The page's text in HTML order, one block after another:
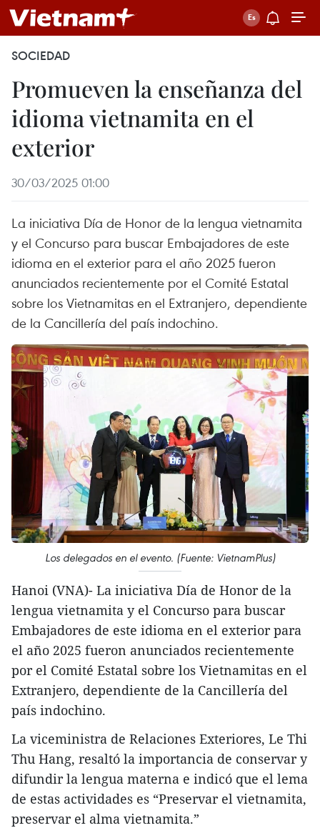
SOCIEDAD
Promueven la enseñanza del
idioma vietnamita en el
exterior
30/03/2025 01:00
La iniciativa Día de Honor de la lengua vietnamita
y el Concurso para buscar Embajadores de este
idioma en el exterior para el año 2025 fueron
anunciados recientemente por el Comité Estatal
sobre los Vietnamitas en el Extranjero, dependiente
de la Cancillería del país indochino.
Los delegados en el evento. (Fuente: VietnamPlus)
Hanoi (VNA)- La iniciativa Día de Honor de la
lengua vietnamita y el Concurso para buscar
Embajadores de este idioma en el exterior para
el año 2025 fueron anunciados recientemente
por el Comité Estatal sobre los Vietnamitas en el
Extranjero, dependiente de la Cancillería del
país indochino.
La viceministra de Relaciones Exteriores, Le Thi
Thu Hang, resaltó la importancia de conservar y
difundir la lengua materna e indicó que el lema
de estas actividades es “Preservar el vietnamita,
preservar el alma vietnamita.”